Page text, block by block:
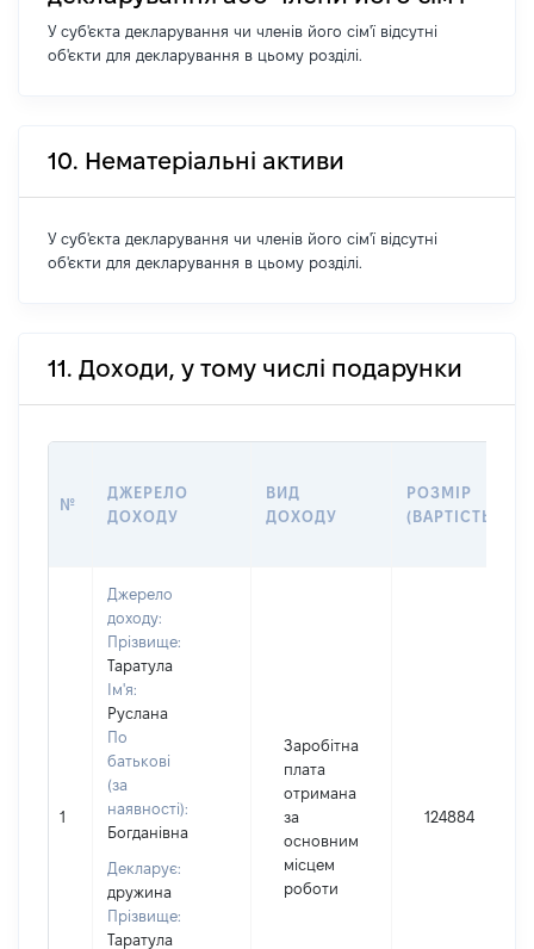
У суб'єкта декларування чи членів його сім'ї відсутні
об'єкти для декларування в цьому розділі.
10. Нематеріальні активи
У суб'єкта декларування чи членів його сім'ї відсутні
об'єкти для декларування в цьому розділі.
11. Доходи, у тому числі подарунки
№
ДЖЕРЕЛО
ДОХОДУ
ВИД
ДОХОДУ
РОЗМІР
(ВАРТІСТЬ)
1
Джерело
доходу:
Прізвище:
Таратула
Ім'я:
Руслана
По
батькові
(за
наявності):
Богданівна
Декларує:
дружина
Прізвище:
Таратула
Заробітна
плата
отримана
за
основним
місцем
роботи
124884